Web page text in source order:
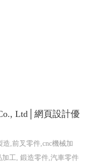
Ltd│網頁設計優
,前叉零件,cnc機械加
工, 鍛造零件,汽車零件